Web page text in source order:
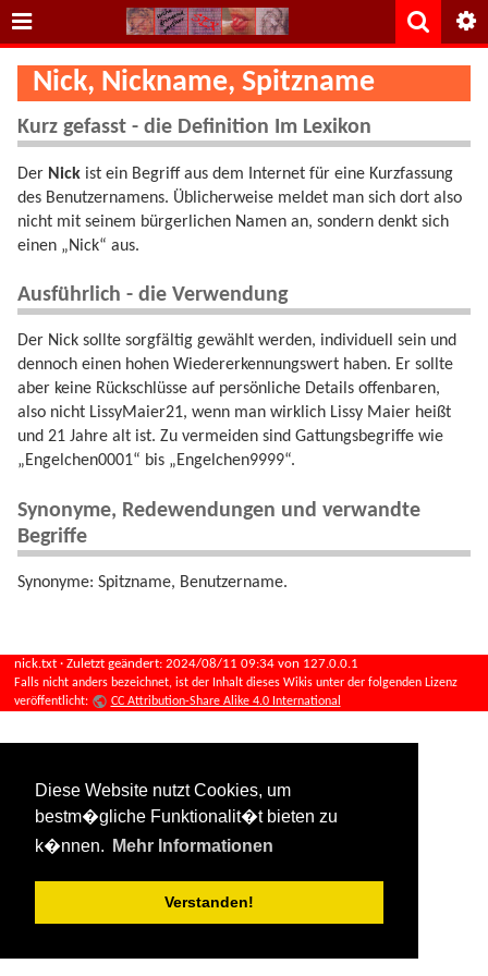
Diese Website nutzt Cookies, um
bestm�gliche Funktionalit�t bieten zu
k�nnen.
Mehr Informationen
Verstanden!
Nick, Nickname, Spitzname
Kurz gefasst - die Definition Im Lexikon
Der Nick ist ein Begriff aus dem Internet für eine Kurzfassung
des Benutzernamens. Üblicherweise meldet man sich dort also
nicht mit seinem bürgerlichen Namen an, sondern denkt sich
einen „Nick“ aus.
Ausführlich - die Verwendung
Der Nick sollte sorgfältig gewählt werden, individuell sein und
dennoch einen hohen Wiedererkennungswert haben. Er sollte
aber keine Rückschlüsse auf persönliche Details offenbaren,
also nicht LissyMaier21, wenn man wirklich Lissy Maier heißt
und 21 Jahre alt ist. Zu vermeiden sind Gattungsbegriffe wie
„Engelchen0001“ bis „Engelchen9999“.
Synonyme, Redewendungen und verwandte
Begriffe
Synonyme: Spitzname, Benutzername.
nick.txt · Zuletzt geändert: 2024/08/11 09:34 von 127.0.0.1
Falls nicht anders bezeichnet, ist der Inhalt dieses Wikis unter der folgenden Lizenz
veröffentlicht:
CC Attribution-Share Alike 4.0 International